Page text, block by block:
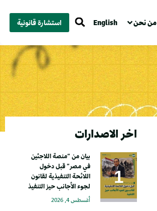
من نحن English استشارة قانونية
اخر الاصدارات
بيان من “منصة اللاجئين
في مصر” قبل دخول
اللائحة التنفيذية لقانون
لجوء الأجانب حيز التنفيذ
أغسطس 4, 2026